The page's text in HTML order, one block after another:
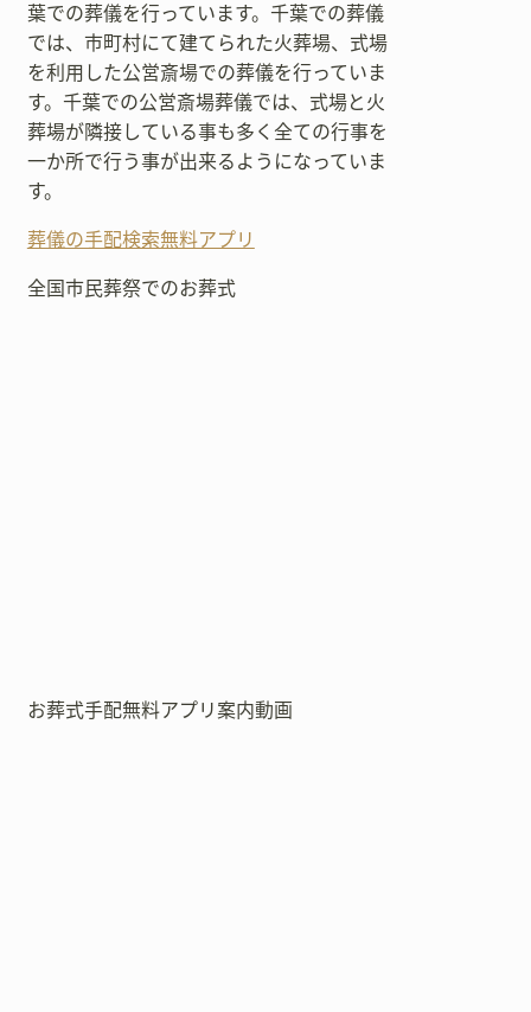
葉での葬儀を行っています。千葉での葬儀
では、市町村にて建てられた火葬場、式場
を利用した公営斎場での葬儀を行っていま
す。千葉での公営斎場葬儀では、式場と火
葬場が隣接している事も多く全ての行事を
一か所で行う事が出来るようになっていま
す。
葬儀の手配検索無料アプリ
全国市民葬祭でのお葬式
お葬式手配無料アプリ案内動画